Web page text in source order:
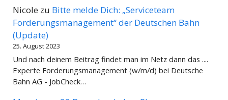
Nicole zu Bitte melde Dich: „Serviceteam
Forderungsmanagement“ der Deutschen Bahn
(Update)
25. August 2023
Und nach deinem Beitrag findet man im Netz dann das ....
Experte Forderungsmanagement (w/m/d) bei Deutsche
Bahn AG - JobCheck…